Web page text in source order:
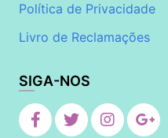
Política de Privacidade
Livro de Reclamações
SIGA-NOS